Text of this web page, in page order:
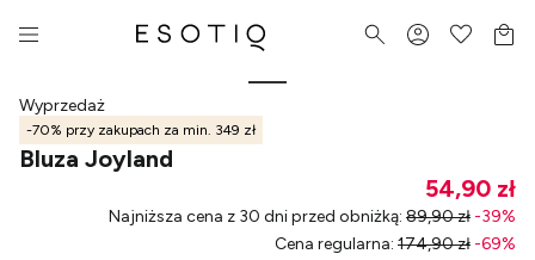
Wyprzedaż
-70% przy zakupach za min. 349 zł
Bluza Joyland
54,90 zł
Najniższa cena z 30 dni przed obniżką: 89,90 zł -39%
Cena regularna: 174,90 zł -69%